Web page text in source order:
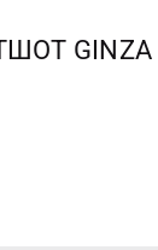
GINZA